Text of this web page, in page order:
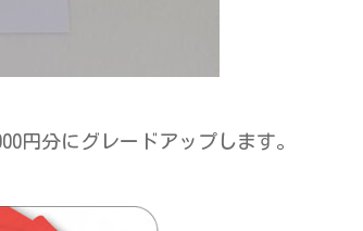
円分にグレードアップします。